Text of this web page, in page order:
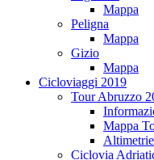
Mappa
Peligna
Mappa
Gizio
Mappa
Cicloviaggi 2019
Tour Abruzzo
Mappa
Ciclovia